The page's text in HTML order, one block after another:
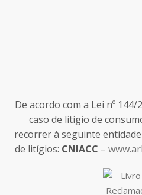
De acordo com a Lei nº
caso de litígio de
recorrer à seguinte
de litígios: CNIACC –